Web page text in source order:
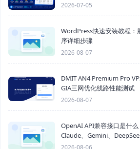
2026-07-05
WordPress快速安装教程：
序详细步骤
2026-08-07
DMIT AN4 Premium Pro
GIA三网优化线路性能测试
2026-08-07
OpenAI API兼容接口是什么
Claude、Gemini、